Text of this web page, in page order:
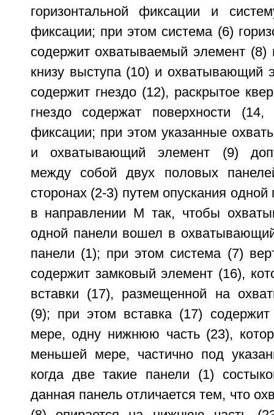
горизонтальной фиксации и
фиксации; при этом система (6)
содержит охватываемый элемент (8)
книзу выступа (10) и охватывающий
содержит гнездо (12), раскрытое
гнездо содержат поверхности (14,
фиксации; при этом указанные
и охватывающий элемент (9)
между собой двух половых
сторонах (2-3) путем опускания
в направлении M так, чтобы
одной панели вошел в
панели (1); при этом система (7)
содержит замковый элемент (16),
вставки (17), размещенной на
(9); при этом вставка (17)
мере, одну нижнюю часть (23),
меньшей мере, частично под
когда две такие панели (1)
данная панель отличается тем, что